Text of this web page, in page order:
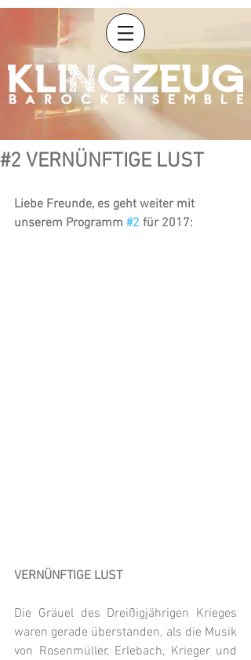
#2 VERNÜNFTIGE LUST
Liebe Freunde, es geht weiter mit
unserem Programm #2 für 2017:
VERNÜNFTIGE LUST
Die Gräuel des Dreißigjährigen Krieges
waren gerade überstanden, als die Musik
von Rosenmüller, Erlebach, Krieger und